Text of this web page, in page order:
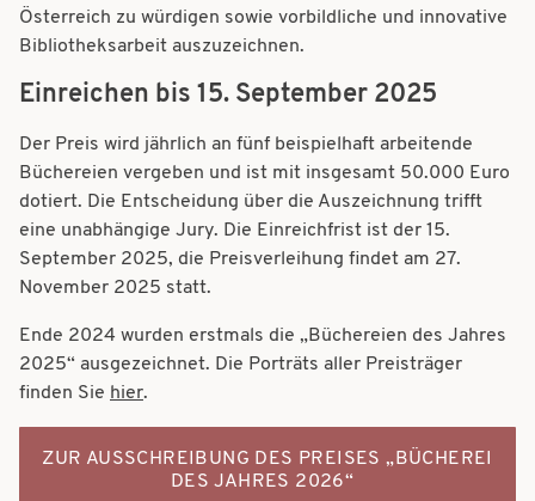
Österreich zu würdigen sowie vorbildliche und innovative
Bibliotheksarbeit auszuzeichnen.
Einreichen bis 15. September 2025
Der Preis wird jährlich an fünf beispielhaft arbeitende
Büchereien vergeben und ist mit insgesamt 50.000 Euro
dotiert. Die Entscheidung über die Auszeichnung trifft
eine unabhängige Jury. Die Einreichfrist ist der 15.
September 2025, die Preisverleihung findet am 27.
November 2025 statt.
Ende 2024 wurden erstmals die „Büchereien des Jahres
2025“ ausgezeichnet. Die Porträts aller Preisträger
finden Sie hier.
ZUR AUSSCHREIBUNG DES PREISES„ BÜCHEREI
DES JAHRES 2026“